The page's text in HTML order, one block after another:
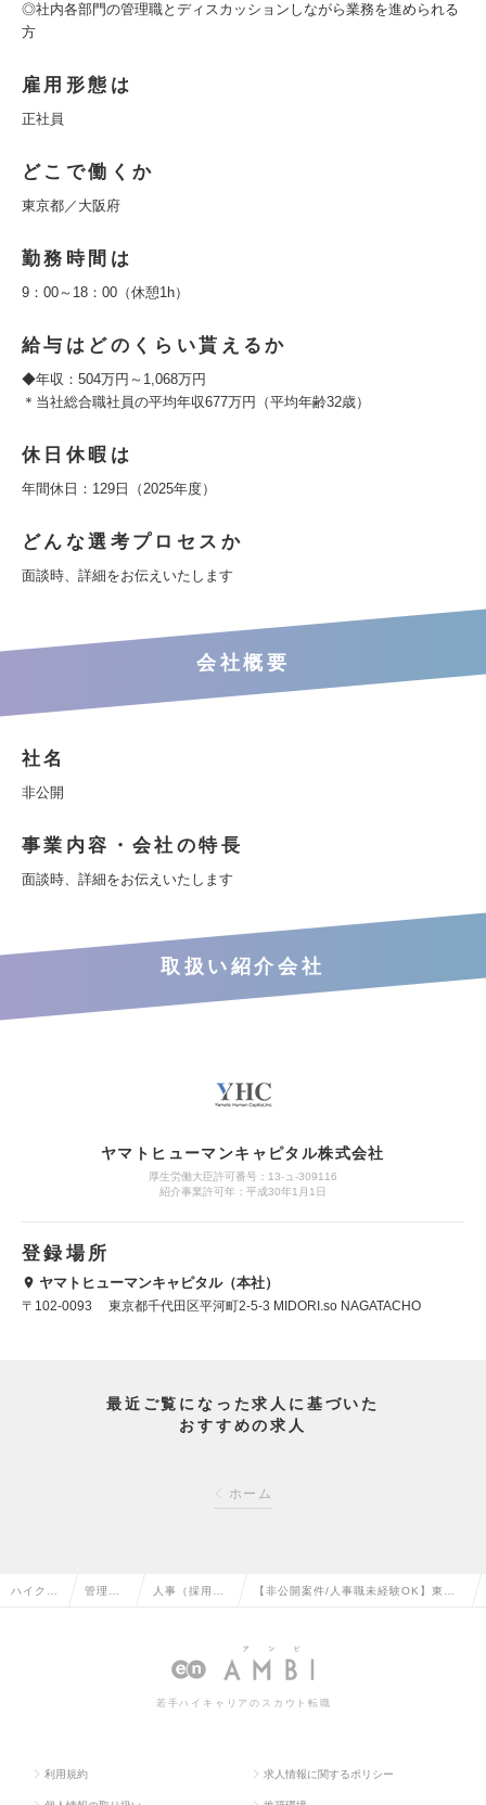
◎社内各部門の管理職とディスカッションしながら業務を進められる
方
雇用形態は
正社員
どこで働くか
東京都／大阪府
勤務時間は
9：00～18：00（休憩1h）
給与はどのくらい貰えるか
◆年収：504万円～1,068万円
＊当社総合職社員の平均年収677万円（平均年齢32歳）
休日休暇は
年間休日：129日（2025年度）
どんな選考プロセスか
面談時、詳細をお伝えいたします
会社概要
社名
非公開
事業内容・会社の特長
面談時、詳細をお伝えいたします
取扱い紹介会社
ヤマトヒューマンキャピタル株式会社
厚生労働大臣許可番号：13-ュ-309116
紹介事業許可年：平成30年1月1日
登録場所
ヤマトヒューマンキャピタル（本社）
〒102-0093 東京都千代田区平河町2-5-3 MIDORI.so NAGATACHO
最近ご覧になった求人に基づいた
おすすめの求人
ホーム
ハイクラ 管理部 人事（採用・
転職
【非公開案件/人事職未経験OK】東証
求人情報
若手ハイキャリアのスカウト転職
利用規約 求人情報に関するポリシー